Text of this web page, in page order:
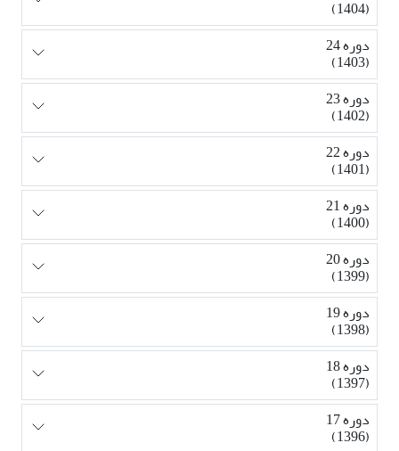
(1404)
دوره 24
(1403)
دوره 23
(1402)
دوره 22
(1401)
دوره 21
(1400)
دوره 20
(1399)
دوره 19
(1398)
دوره 18
(1397)
دوره 17
(1396)